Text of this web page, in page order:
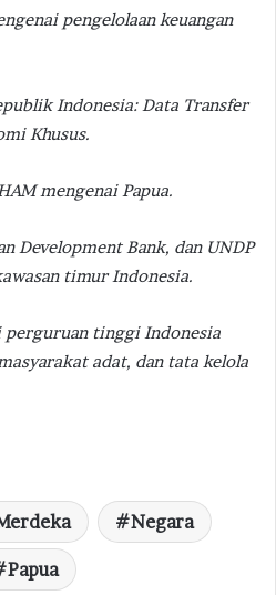
pengelolaan keuangan
Indonesia: Data Transfer
Khusus.
mengenai Papua.
Development Bank, dan UNDP
timur Indonesia.
tinggi Indonesia
adat, dan tata kelola
Negara
Papua